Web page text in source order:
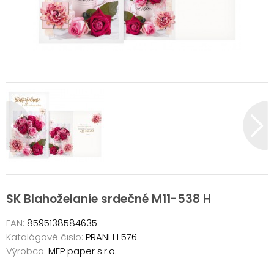
SK Blahoželanie srdečné M11-538 H
EAN: 8595138584635
Katalógové čislo: PRANI H 576
Výrobca: MFP paper s.r.o.